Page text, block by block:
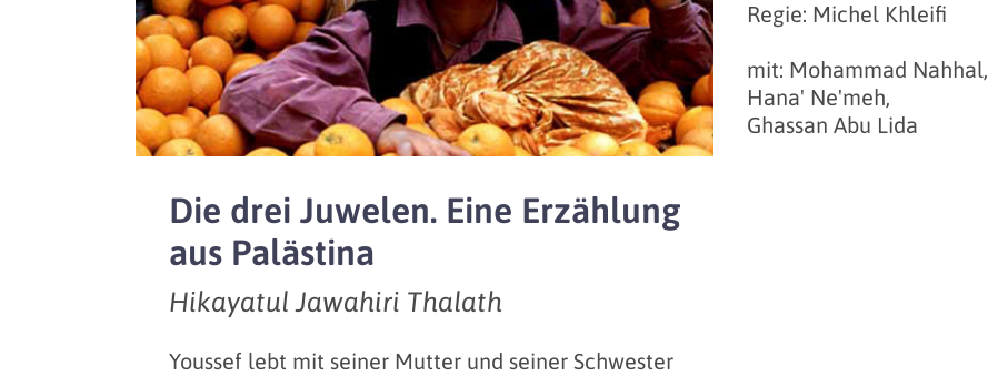
Die drei Juwelen. Eine Erzählung
aus Palästina
Hikayatul Jawahiri Thalath
Youssef lebt mit seiner Mutter und seiner Schwester
Regie: Michel Khleifi
mit: Mohammad Nahhal,
Hana' Ne'meh,
Ghassan Abu Lida